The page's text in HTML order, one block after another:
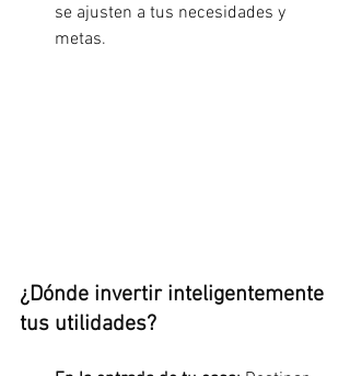
se ajusten a tus necesidades y
metas.
¿Dónde invertir inteligentemente
tus utilidades?